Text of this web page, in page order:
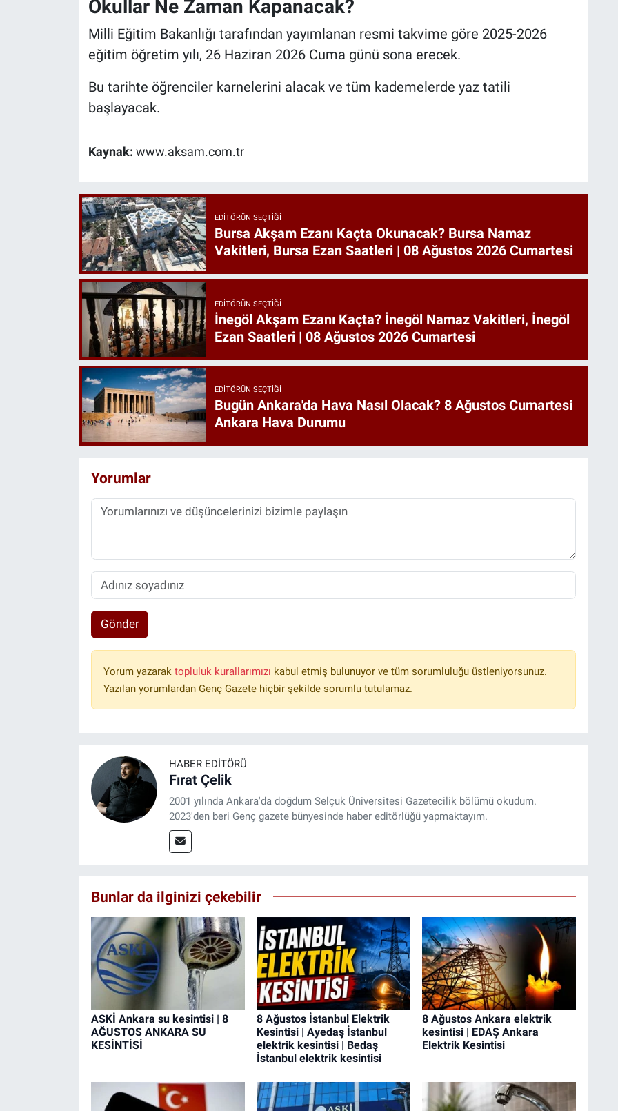
Okullar Ne Zaman Kapanacak?
Milli Eğitim Bakanlığı tarafından yayımlanan resmi takvime göre 2025-2026
eğitim öğretim yılı, 26 Haziran 2026 Cuma günü sona erecek.
Bu tarihte öğrenciler karnelerini alacak ve tüm kademelerde yaz tatili
başlayacak.
Kaynak: www.aksam.com.tr
EDITÖRÜN SEÇTIĞI
Bursa Akşam Ezanı Kaçta Okunacak? Bursa Namaz
Vakitleri, Bursa Ezan Saatleri | 08 Ağustos 2026 Cumartesi
EDITÖRÜN SEÇTIĞI
İnegöl Akşam Ezanı Kaçta? İnegöl Namaz Vakitleri, İnegöl
Ezan Saatleri | 08 Ağustos 2026 Cumartesi
EDITÖRÜN SEÇTIĞI
Bugün Ankara'da Hava Nasıl Olacak? 8 Ağustos Cumartesi
Ankara Hava Durumu
Yorumlar
Gönder
Yorum yazarak topluluk kurallarımızı kabul etmiş bulunuyor ve tüm sorumluluğu üstleniyorsunuz.
Yazılan yorumlardan Genç Gazete hiçbir şekilde sorumlu tutulamaz.
HABER EDITÖRÜ
Fırat Çelik
2001 yılında Ankara'da doğdum Selçuk Üniversitesi Gazetecilik bölümü okudum.
2023'den beri Genç gazete bünyesinde haber editörlüğü yapmaktayım.
Bunlar da ilginizi çekebilir
ASKİ Ankara su kesintisi | 8
AĞUSTOS ANKARA SU
KESİNTİSİ
8 Ağustos İstanbul Elektrik
Kesintisi | Ayedaş İstanbul
elektrik kesintisi | Bedaş
İstanbul elektrik kesintisi
8 Ağustos Ankara elektrik
kesintisi | EDAŞ Ankara
Elektrik Kesintisi